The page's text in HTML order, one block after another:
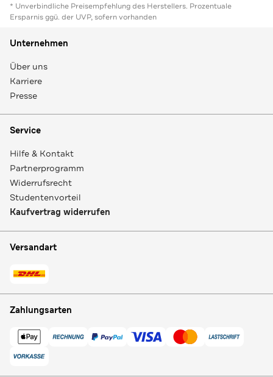
* Unverbindliche Preisempfehlung des Herstellers. Prozentuale
Ersparnis ggü. der UVP, sofern vorhanden
Unternehmen
Über uns
Karriere
Presse
Service
Hilfe & Kontakt
Partnerprogramm
Widerrufsrecht
Studentenvorteil
Kaufvertrag widerrufen
Versandart
Zahlungsarten